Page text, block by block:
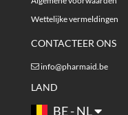
Wettelijke vermeldingen
CONTACTEER ONS
info@pharmaid.be
LAND
BE - NL